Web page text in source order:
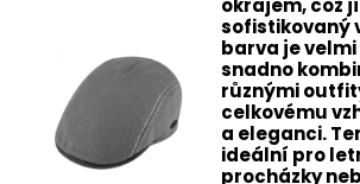
okrajem, což
sofistikovaný
barva je
snadno
různými
celkovému
a eleganci.
ideální pro
procházky